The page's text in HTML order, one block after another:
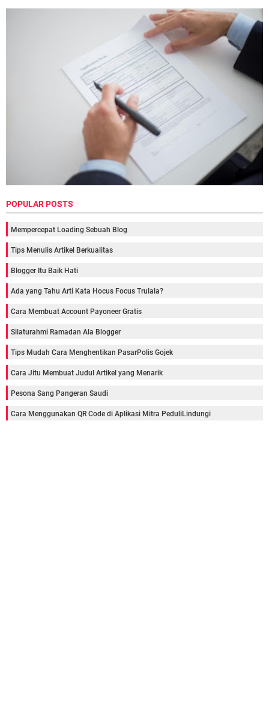
POPULAR POSTS
Mempercepat Loading Sebuah Blog
Tips Menulis Artikel Berkualitas
Blogger Itu Baik Hati
Ada yang Tahu Arti Kata Hocus Focus Trulala?
Cara Membuat Account Payoneer Gratis
Silaturahmi Ramadan Ala Blogger
Tips Mudah Cara Menghentikan PasarPolis Gojek
Cara Jitu Membuat Judul Artikel yang Menarik
Pesona Sang Pangeran Saudi
Cara Menggunakan QR Code di Aplikasi Mitra PeduliLindungi